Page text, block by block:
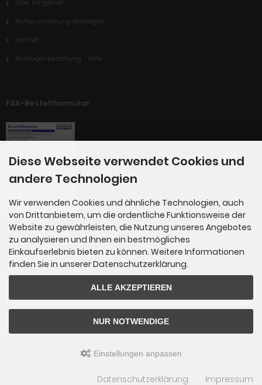
Über Langkavel
Aufbauanleitung Rollwagen
Kontakt
Rollwagenbestellung - Hilfe
FAX-Bestellformular
Newsletter-Anmeldung
E-Mail-Adresse:
Langkavel Rollwagen © 2026 | Template © 2009-2026 by
ified eCommerce Shopsoftware © 2009-2026
Diese Webseite verwendet Cookies und
andere Technologien
Wir verwenden Cookies und ähnliche Technologien, auch
von Drittanbietern, um die ordentliche Funktionsweise der
Website zu gewährleisten, die Nutzung unseres Angebotes
zu analysieren und Ihnen ein bestmögliches
Einkaufserlebnis bieten zu können. Weitere Informationen
finden Sie in unserer Datenschutzerklärung.
ALLE AKZEPTIEREN
NUR NOTWENDIGE
Einstellungen anpassen
Datenschutzerklärung Impressum